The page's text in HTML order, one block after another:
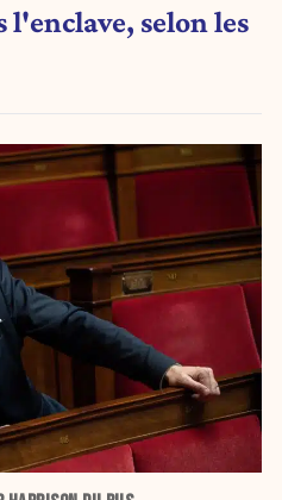
l'enclave, selon les